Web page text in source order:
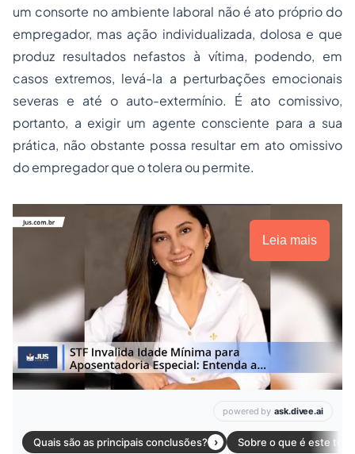
um consorte no ambiente laboral não é ato próprio do
empregador, mas ação individualizada, dolosa e que
produz resultados nefastos à vítima, podendo, em
casos extremos, levá-la a perturbações emocionais
severas e até o auto-extermínio. É ato comissivo,
portanto, a exigir um agente consciente para a sua
prática, não obstante possa resultar em ato omissivo
do empregador que o tolera ou permite.
Leia mais